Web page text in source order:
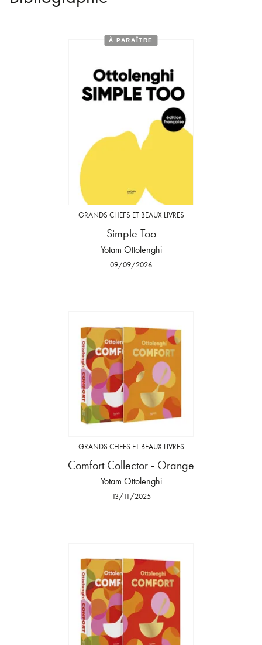
À PARAÎTRE
GRANDS CHEFS ET BEAUX LIVRES
Simple Too
Yotam Ottolenghi
09/09/2026
GRANDS CHEFS ET BEAUX LIVRES
Comfort Collector - Orange
Yotam Ottolenghi
13/11/2025